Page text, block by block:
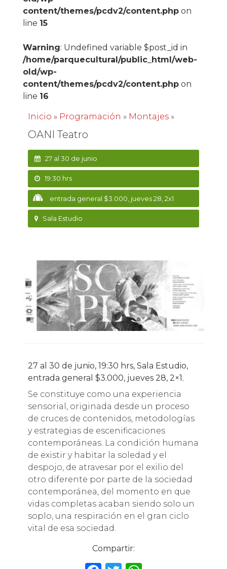
content/themes/pcdv2/content.phpon
line 15
Warning: Undefined variable $post_id in
/home/parquecultural/public_html/web-
old/wp-
content/themes/pcdv2/content.phpon
line 16
Inicio » Programación » Montajes»
OANI Teatro
27 al 30 de junio
19:30 hrs
entrada general $3.000, jueves 28, 2x1
Sala Estudio
27 al 30 de junio, 19:30 hrs, Sala Estudio,
entrada general $3.000, jueves 28, 2×1.
Se constituye como una experiencia
sensorial, originada desde un proceso
de cruces de contenidos, metodologías
y estrategias de escenificaciones
contemporáneas. La condición humana
de existir y habitar la soledad y el
despojo, de atravesar por el exilio del
otro diferente por parte de la sociedad
contemporánea, del momento en que
vidas completas acaban siendo solo un
soplo, una respiración en el gran ciclo
vital de esa sociedad.
Compartir: